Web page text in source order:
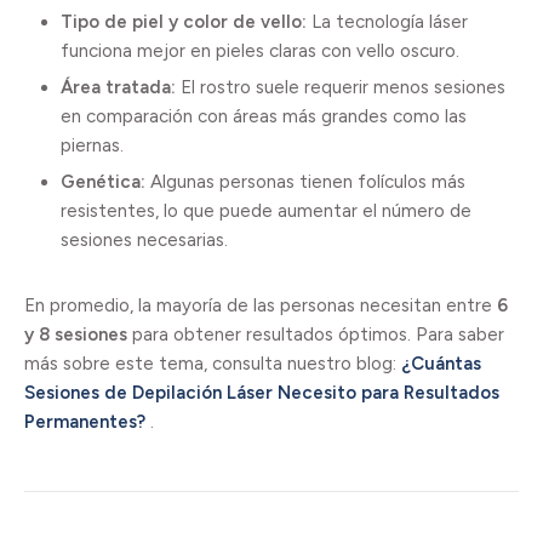
Tipo de piel y color de vello: La tecnología láser
funciona mejor en pieles claras con vello oscuro.
Área tratada: El rostro suele requerir menos sesiones
en comparación con áreas más grandes como las
piernas.
Genética: Algunas personas tienen folículos más
resistentes, lo que puede aumentar el número de
sesiones necesarias.
En promedio, la mayoría de las personas necesitan entre 6
y 8 sesiones para obtener resultados óptimos. Para saber
más sobre este tema, consulta nuestro blog: ¿Cuántas
Sesiones de Depilación Láser Necesito para Resultados
Permanentes? .